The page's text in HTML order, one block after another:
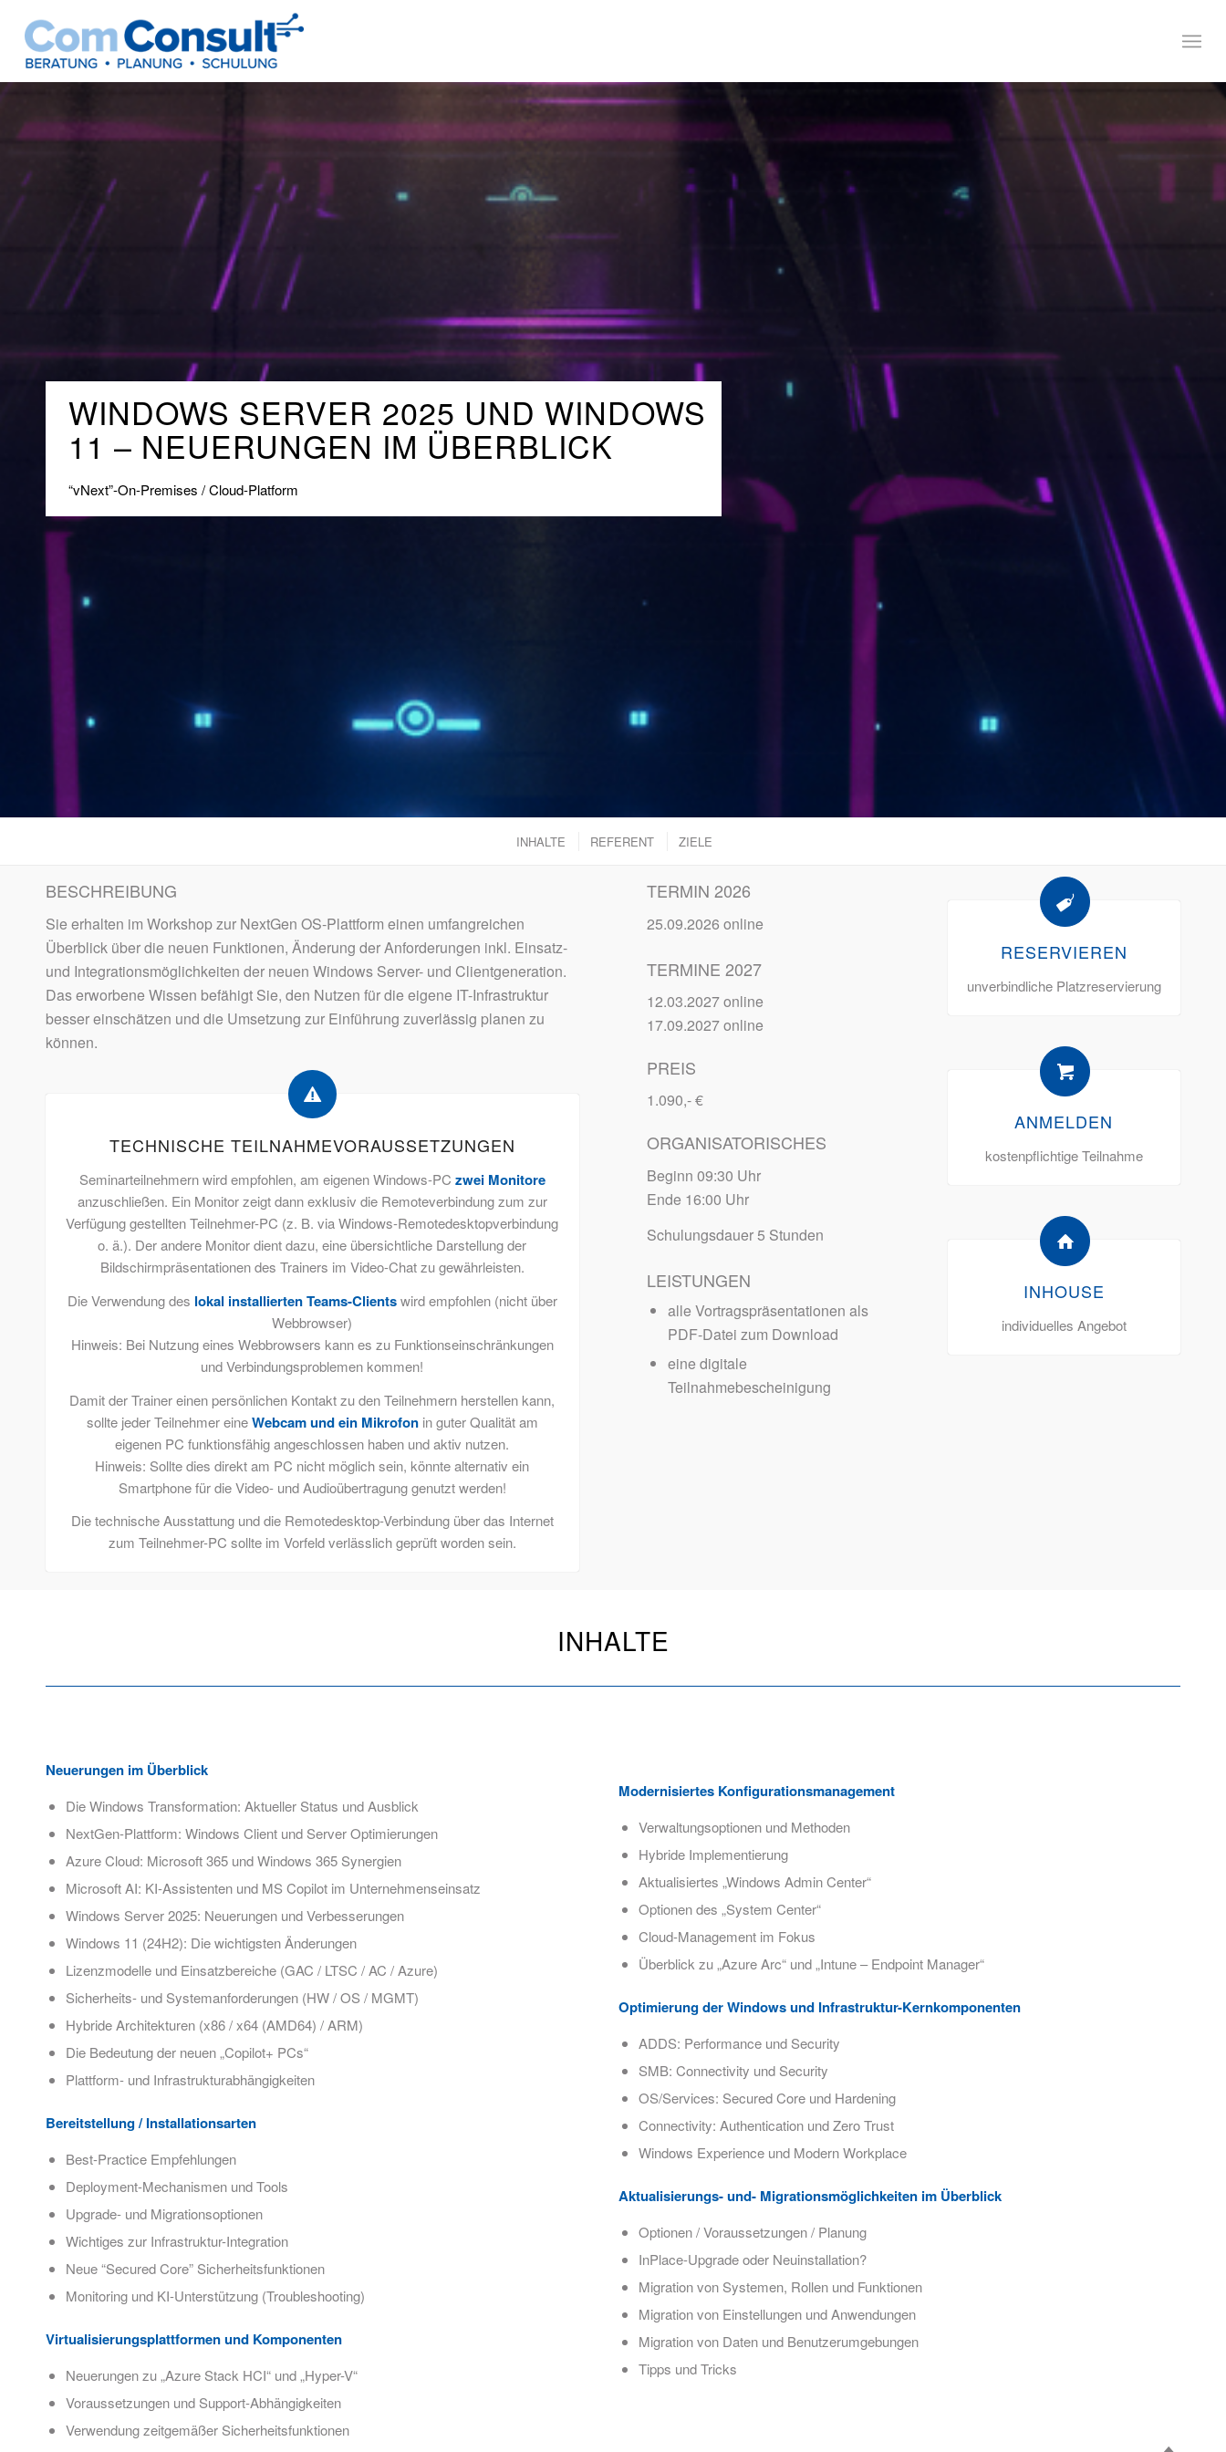
WINDOWS SERVER 2025 UND WINDOWS
11 – NEUERUNGEN IM ÜBERBLICK
“vNext”-On-Premises / Cloud-Platform
INHALTE REFERENT ZIELE
BESCHREIBUNG
Sie erhalten im Workshop zur NextGen OS-Plattform einen umfangreichen
Überblick über die neuen Funktionen, Änderung der Anforderungen inkl. Einsatz-
und Integrationsmöglichkeiten der neuen Windows Server- und Clientgeneration.
Das erworbene Wissen befähigt Sie, den Nutzen für die eigene IT-Infrastruktur
besser einschätzen und die Umsetzung zur Einführung zuverlässig planen zu
können.
TECHNISCHE TEILNAHMEVORAUSSETZUNGEN
Seminarteilnehmern wird empfohlen, am eigenen Windows-PC zwei Monitore
anzuschließen. Ein Monitor zeigt dann exklusiv die Remoteverbindung zum zur
Verfügung gestellten Teilnehmer-PC (z. B. via Windows-Remotedesktopverbindung
o. ä.). Der andere Monitor dient dazu, eine übersichtliche Darstellung der
Bildschirmpräsentationen des Trainers im Video-Chat zu gewährleisten.
Die Verwendung des lokal installierten Teams-Clientswird empfohlen (nicht über
Webbrowser)
Hinweis: Bei Nutzung eines Webbrowsers kann es zu Funktionseinschränkungen
und Verbindungsproblemen kommen!
Damit der Trainer einen persönlichen Kontakt zu den Teilnehmern herstellen kann,
sollte jeder Teilnehmer eineWebcam und ein Mikrofonin guter Qualität am
eigenen PC funktionsfähig angeschlossen haben und aktiv nutzen.
Hinweis: Sollte dies direkt am PC nicht möglich sein, könnte alternativ ein
Smartphone für die Video- und Audioübertragung genutzt werden!
Die technische Ausstattung und die Remotedesktop-Verbindung über das Internet
zum Teilnehmer-PC sollte im Vorfeld verlässlich geprüft worden sein.
TERMIN 2026
25.09.2026 online
TERMINE 2027
12.03.2027 online
17.09.2027 online
PREIS
1.090,- €
ORGANISATORISCHES
Beginn 09:30 Uhr
Ende 16:00 Uhr
Schulungsdauer 5 Stunden
LEISTUNGEN
alle Vortragspräsentationen als
PDF-Datei zum Download
eine digitale
Teilnahmebescheinigung
RESERVIEREN
unverbindliche Platzreservierung
ANMELDEN
kostenpflichtige Teilnahme
INHOUSE
individuelles Angebot
INHALTE
Neuerungen im Überblick
Die Windows Transformation: Aktueller Status und Ausblick
NextGen-Plattform: Windows Client und Server Optimierungen
Azure Cloud: Microsoft 365 und Windows 365 Synergien
Microsoft AI: KI-Assistenten und MS Copilot im Unternehmenseinsatz
Windows Server 2025: Neuerungen und Verbesserungen
Windows 11 (24H2): Die wichtigsten Änderungen
Lizenzmodelle und Einsatzbereiche (GAC / LTSC / AC / Azure)
Sicherheits- und Systemanforderungen (HW / OS / MGMT)
Hybride Architekturen (x86 / x64 (AMD64) / ARM)
Die Bedeutung der neuen „Copilot+ PCs“
Plattform- und Infrastrukturabhängigkeiten
Bereitstellung / Installationsarten
Best-Practice Empfehlungen
Deployment-Mechanismen und Tools
Upgrade- und Migrationsoptionen
Wichtiges zur Infrastruktur-Integration
Neue “Secured Core” Sicherheitsfunktionen
Monitoring und KI-Unterstützung (Troubleshooting)
Virtualisierungsplattformen und Komponenten
Neuerungen zu „Azure Stack HCI“ und „Hyper-V“
Voraussetzungen und Support-Abhängigkeiten
Verwendung zeitgemäßer Sicherheitsfunktionen
Modernisiertes Konfigurationsmanagement
Verwaltungsoptionen und Methoden
Hybride Implementierung
Aktualisiertes „Windows Admin Center“
Optionen des „System Center“
Cloud-Management im Fokus
Überblick zu „Azure Arc“ und „Intune – Endpoint Manager“
Optimierung der Windows und Infrastruktur-Kernkomponenten
ADDS: Performance und Security
SMB: Connectivity und Security
OS/Services: Secured Core und Hardening
Connectivity: Authentication und Zero Trust
Windows Experience und Modern Workplace
Aktualisierungs- und- Migrationsmöglichkeiten im Überblick
Optionen / Voraussetzungen / Planung
InPlace-Upgrade oder Neuinstallation?
Migration von Systemen, Rollen und Funktionen
Migration von Einstellungen und Anwendungen
Migration von Daten und Benutzerumgebungen
Tipps und Tricks